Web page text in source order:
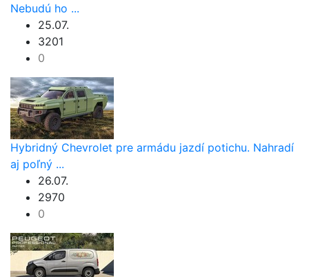
Nebudú ho ...
25.07.
3201
0
Hybridný Chevrolet pre armádu jazdí potichu. Nahradí
aj poľný ...
26.07.
2970
0